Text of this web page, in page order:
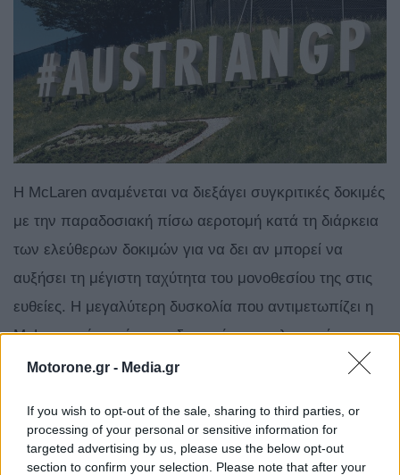
Motorone.gr - Media.gr
If you wish to opt-out of the sale, sharing to third parties, or
processing of your personal or sensitive information for
targeted advertising by us, please use the below opt-out
section to confirm your selection. Please note that after your
Η McLaren αναμένεται να διεξάγει συγκριτικές δοκιμές
με την παραδοσιακή πίσω αεροτομή κατά τη διάρκεια
των ελεύθερων δοκιμών για να δει αν μπορεί να
αυξήσει τη μέγιστη ταχύτητα του μονοθεσίου της στις
ευθείες. H μεγαλύτερη δυσκολία που αντιμετωπίζει η
McLaren φέτος είναι να διατηρήσει τα ελαστικά της
εντός του ιδανικού πλαισίου θερμοκρασίας
Από την πλευρά της, η Red Bull αναμένεται να
παρουσιάσει στο GP Αυστρίας ένα μεγάλο πακέτο